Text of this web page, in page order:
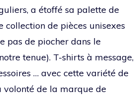
a étoffé sa palette de
collection de pièces unisexes
pas de piocher dans le
tenue). T-shirts à message,
… avec cette variété de
volonté de la marque de